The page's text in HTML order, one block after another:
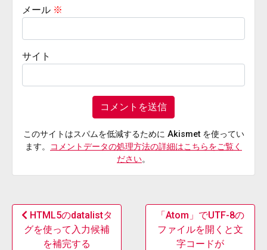
メール ※
サイト
このサイトはスパムを低減するために Akismet を使ってい
ます。
コメントデータの処理方法の詳細はこちらをご覧く
ださい。
HTML5のdatalistタ
グを使って入力候補
を補完する
「Atom」でUTF-8の
ファイルを開くと文
字コードが